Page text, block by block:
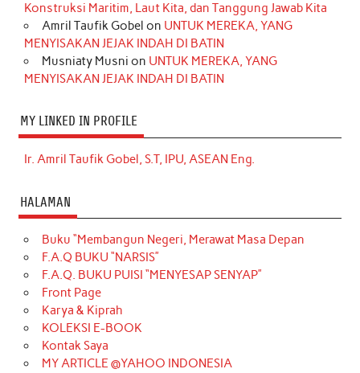
Konstruksi Maritim, Laut Kita, dan Tanggung Jawab Kita
Amril Taufik Gobel on UNTUK MEREKA, YANG
MENYISAKAN JEJAK INDAH DI BATIN
Musniaty Musni on UNTUK MEREKA, YANG
MENYISAKAN JEJAK INDAH DI BATIN
MY LINKED IN PROFILE
Ir. Amril Taufik Gobel, S.T, IPU, ASEAN Eng.
HALAMAN
Buku “Membangun Negeri, Merawat Masa Depan
F.A.Q BUKU “NARSIS”
F.A.Q. BUKU PUISI “MENYESAP SENYAP”
Front Page
Karya & Kiprah
KOLEKSI E-BOOK
Kontak Saya
MY ARTICLE @YAHOO INDONESIA